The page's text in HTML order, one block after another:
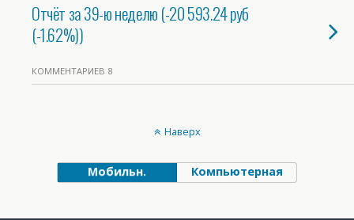
Отчёт за 39-ю неделю (-20 593.24 руб
(-1.62%))
КОММЕНТАРИЕВ 8
Наверх
Мобильн. Компьютерная